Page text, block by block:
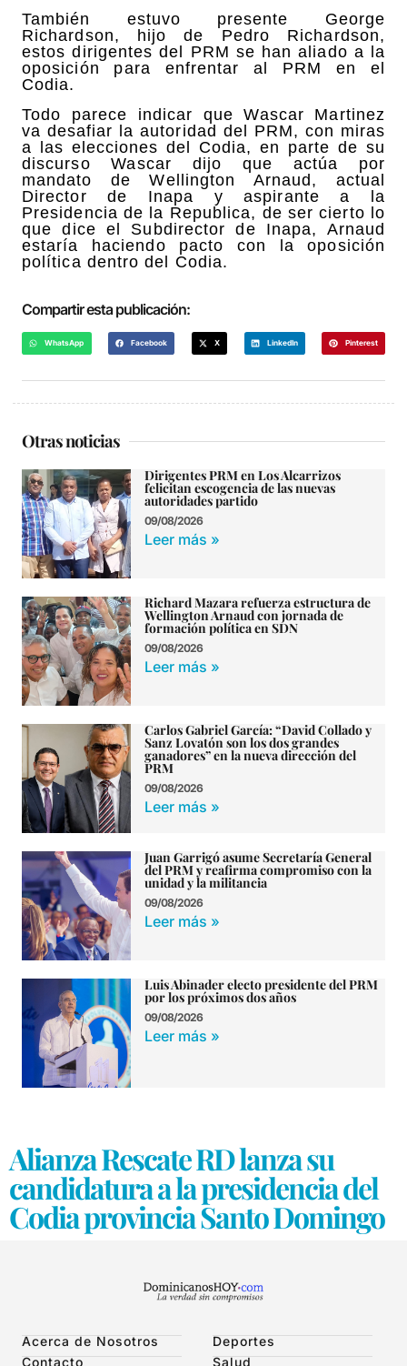
También estuvo presente George
Richardson, hijo de Pedro Richardson,
estos dirigentes del PRM se han aliado a la
oposición para enfrentar al PRM en el
Codia.
Todo parece indicar que Wascar Martinez
va desafiar la autoridad del PRM, con miras
a las elecciones del Codia, en parte de su
discurso Wascar dijo que actúa por
mandato de Wellington Arnaud, actual
Director de Inapa y aspirante a la
Presidencia de la Republica, de ser cierto lo
que dice el Subdirector de Inapa, Arnaud
estaría haciendo pacto con la oposición
política dentro del Codia.
Compartir esta publicación:
WhatsApp Facebook X LinkedIn Pinterest
Otras noticias
Dirigentes PRM en Los Alcarrizos
felicitan escogencia de las nuevas
autoridades partido
09/08/2026
Leer más »
Richard Mazara refuerza estructura de
Wellington Arnaud con jornada de
formación política en SDN
09/08/2026
Leer más »
Carlos Gabriel García: “David Collado y
Sanz Lovatón son los dos grandes
ganadores” en la nueva dirección del
PRM
09/08/2026
Leer más »
Juan Garrigó asume Secretaría General
del PRM y reafirma compromiso con la
unidad y la militancia
09/08/2026
Leer más »
Luis Abinader electo presidente del PRM
por los próximos dos años
09/08/2026
Leer más »
Alianza Rescate RD lanza su
candidatura a la presidencia del
Codia provincia Santo Domingo
Acerca de Nosotros
Contacto
Deportes
Salud